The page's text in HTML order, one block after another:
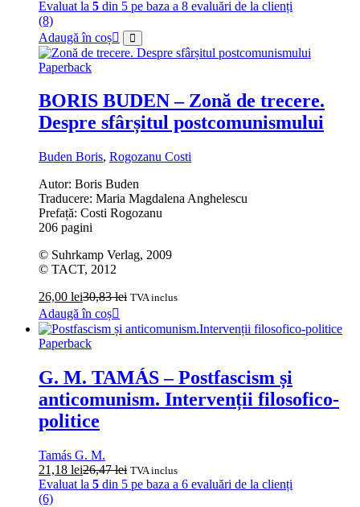
Evaluat la 5 din 5 pe baza a 8 evaluări de la clienți
(8)
Adaugă în coș
Paperback
BORIS BUDEN – Zonă de trecere.
Despre sfârșitul postcomunismului
Buden Boris, Rogozanu Costi
Autor: Boris Buden
Traducere: Maria Magdalena Anghelescu
Prefață: Costi Rogozanu
206 pagini
© Suhrkamp Verlag, 2009
© TACT, 2012
26,00 lei30,83lei TVA inclus
Adaugă în coș
Paperback
G. M. TAMÁS – Postfascism și
anticomunism. Intervenții filosofico-
politice
Tamás G. M.
21,18 lei26,47lei TVA inclus
Evaluat la 5 din 5 pe baza a 6 evaluări de la clienți
(6)